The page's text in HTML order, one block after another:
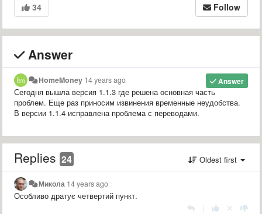
34 Follow
Answer
Answer
HomeMoney 14 years ago
Сегодня вышла версия 1.1.3 где решена основная часть
проблем. Еще раз приносим извинения временные неудобства.
В версии 1.1.4 исправлена проблема с переводами.
Replies 24 Oldest first
Микола 14 years ago
Особливо дратує четвертий пункт.